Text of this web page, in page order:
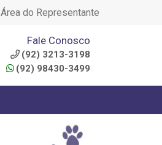
Área do Representante
Fale Conosco
(92) 3213-3198
(92) 98430-3499